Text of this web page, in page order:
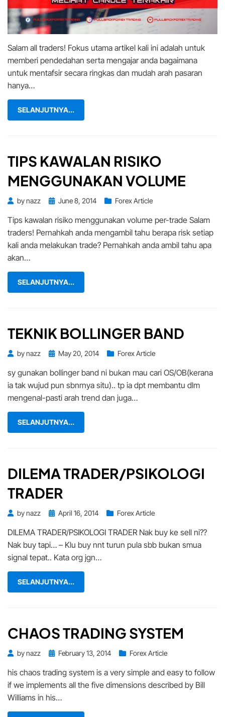
Salam all traders! Fokus utama artikel kali ini adalah untuk
memberi pendedahan serta mengajar anda bagaimana
untuk mentafsir secara ringkas dan mudah arah pasaran
hanya…
SELANJUTNYA...
TIPS KAWALAN RISIKO
MENGGUNAKAN VOLUME
bynazz
PostedJune 8, 2014 Forex Article
Tips kawalan risiko menggunakan volume per-trade Salam
traders! Pernahkah anda mengambil tahu berapa risk setiap
kali anda melakukan trade? Pernahkah anda ambil tahu apa
akan…
SELANJUTNYA...
TEKNIK BOLLINGER BAND
bynazz
PostedMay 20, 2014 Forex Article
sy gunakan bollinger band ni bukan mau cari OS/OB(kerana
ia tak wujud pun sbnrnya situ).. tp ia dpt membantu dlm
mengenal-pasti arah trend dan juga…
SELANJUTNYA...
DILEMA TRADER/PSIKOLOGI
TRADER
bynazz
PostedApril 16, 2014 Forex Article
DILEMA TRADER/PSIKOLOGI TRADER Nak buy ke sell ni??
Nak buy tapi… – Klu buy nnt turun pula sbb bukan smua
signal tepat.. Kata org jgn…
SELANJUTNYA...
CHAOS TRADING SYSTEM
bynazz
PostedFebruary 13, 2014 Forex Article
his chaos trading system is a very simple and easy to follow
if we implements all the five dimensions described by Bill
Williams in his…